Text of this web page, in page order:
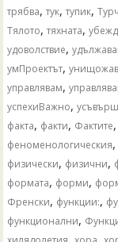
трябва,тук,тупик,
Тялото,тяхната,
удоволствие,
умПроектът,
управлявам,
успехиВажно,
факта, факти, Фактите,
феноменологическия,
физически, физични,
формата, форми,
Френски, функции:,
функционални,
, ,